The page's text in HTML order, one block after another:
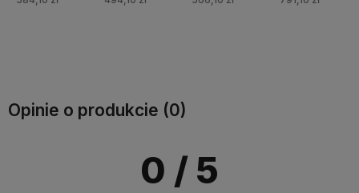
Opinie o produkcie (0)
0 / 5